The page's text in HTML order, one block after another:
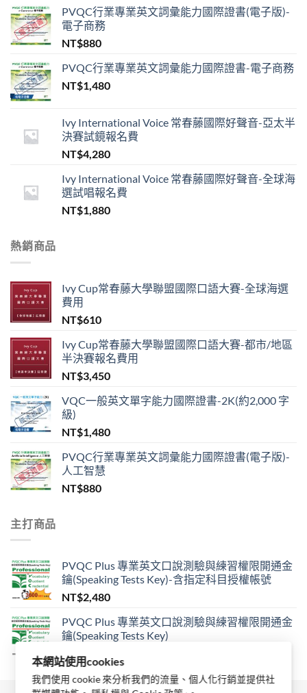
PVQC行業專業英文詞彙能力國際證書(電子版)-
電子商務
NT$880
PVQC行業專業英文詞彙能力國際證書-電子商務
NT$1,480
Ivy International Voice 常春藤國際好聲音-亞太半
決賽試鏡報名費
NT$4,280
Ivy International Voice 常春藤國際好聲音-全球海
選試唱報名費
NT$1,880
熱銷商品
Ivy Cup常春藤大學聯盟國際口語大賽-全球海選
費用
NT$610
Ivy Cup常春藤大學聯盟國際口語大賽-都市/地區
半決賽報名費用
NT$3,450
VQC一般英文單字能力國際證書-2K(約2,000 字
級)
NT$1,480
PVQC行業專業英文詞彙能力國際證書(電子版)-
人工智慧
NT$880
主打商品
PVQC Plus 專業英文口說測驗與練習權限開通金
鑰(Speaking Tests Key)-含指定科目授權帳號
NT$2,480
PVQC Plus 專業英文口說測驗與練習權限開通金
鑰(Speaking Tests Key)
NT$1,680
本網站使用cookies
我們使用 cookie 來分析我們的流量、個人化行銷並提供社